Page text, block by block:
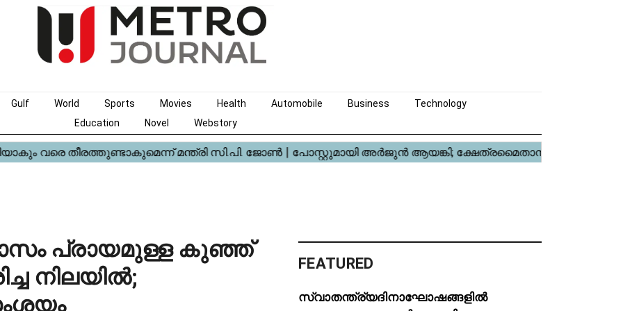
Gulf World Sports Movies Health Automobile Business
Technology
Education
Novel Webstory
പ്രായമുള്ള കുഞ്ഞ്
നിലയിൽ;
FEATURED
സ്വാതന്ത്ര്യദിനാഘോഷങ്ങളിൽ